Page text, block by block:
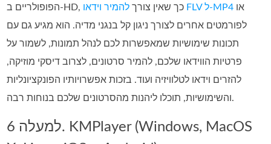
הפופולריים ב‑HD, כך שאין צורך
להמיר וידאו FLV ל‑MP4
לפורמטים אחרים לצורך ניגון קל בנגני מדיה. הוא מגיע גם עם
תכונות שימושיות שמאפשרות לכם לנהל תמונות, לשמור על
פרטיות הווידאו שלכם, להמיר סרטונים, לצרוב דיסקי מוזיקה,
להזרים וידאו לטלוויזיה ועוד. בזכות אפשרויותיו הפונקציונליות
והשימושיות, תוכלו ליהנות מהסרטונים שלכם בנוחות רבה.
למעלה 6. KMPlayer (Windows, MacOS